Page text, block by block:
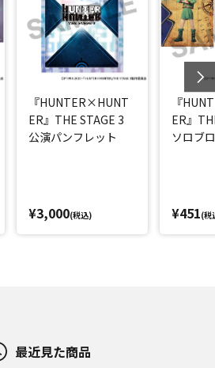
『HUNTER×HUNT
ER』THE STAGE 3
公演パンフレット
¥3,000(税込)
『
ER』
ソロブ
¥451(税
最近見た商品